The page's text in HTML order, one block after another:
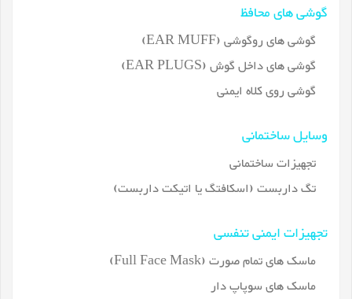
گوشی های محافظ
گوشی های روگوشی (EAR MUFF)
گوشی های داخل گوش (EAR PLUGS)
گوشی روی کلاه ایمنی
وسایل ساختمانی
تجهیزات ساختمانی
تگ داربست (اسکافتگ یا اتیکت داربست)
تجهیزات ایمنی تنفسی
ماسک های تمام صورت (Full Face Mask)
ماسک های سوپاپ دار